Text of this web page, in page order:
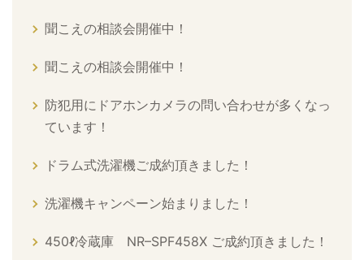
聞こえの相談会開催中！
聞こえの相談会開催中！
防犯用にドアホンカメラの問い合わせが多くなっ
ています！
ドラム式洗濯機ご成約頂きました！
洗濯機キャンペーン始まりました！
450ℓ冷蔵庫 NR–SPF458X ご成約頂きました！